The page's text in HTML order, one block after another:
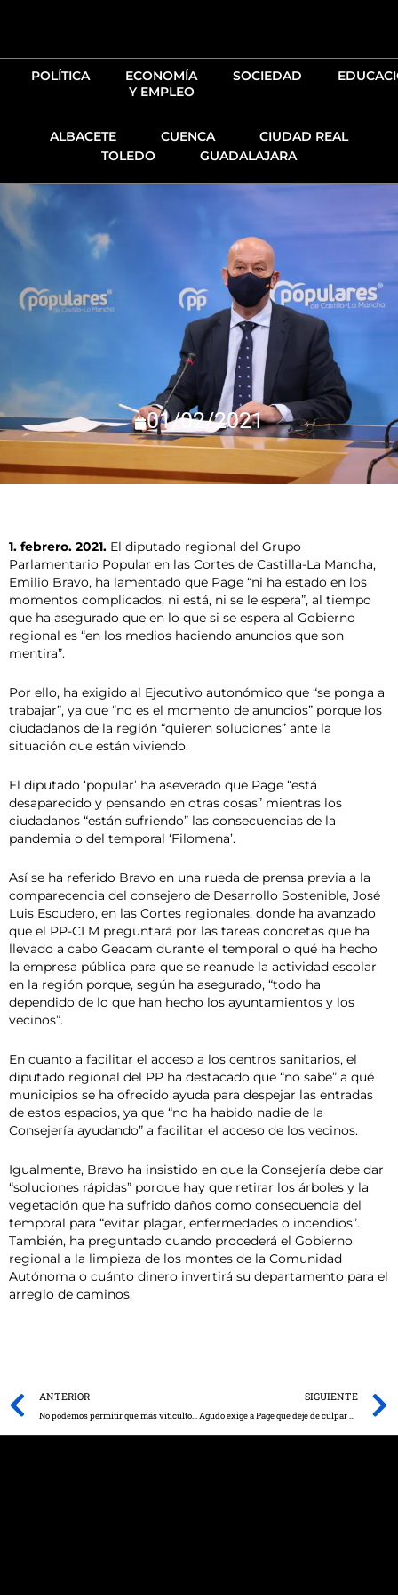
POLÍTICA
ECONOMÍA
Y EMPLEO
SOCIEDAD
ALBACETE CUENCA
CIUDAD REAL
TOLEDO
GUADALAJARA
01/02/2021
1. febrero. 2021. El diputado regional del Grupo
Parlamentario Popular en las Cortes de Castilla-La Mancha,
Emilio Bravo, ha lamentado que Page “ni ha estado en los
momentos complicados, ni está, ni se le espera”, al tiempo
que ha asegurado que en lo que si se espera al Gobierno
regional es “en los medios haciendo anuncios que son
mentira”.
Por ello, ha exigido al Ejecutivo autonómico que “se ponga a
trabajar”, ya que “no es el momento de anuncios” porque los
ciudadanos de la región “quieren soluciones” ante la
situación que están viviendo.
El diputado ‘popular’ ha aseverado que Page “está
desaparecido y pensando en otras cosas” mientras los
ciudadanos “están sufriendo” las consecuencias de la
pandemia o del temporal ‘Filomena’.
Así se ha referido Bravo en una rueda de prensa previa a la
comparecencia del consejero de Desarrollo Sostenible, José
Luis Escudero, en las Cortes regionales, donde ha avanzado
que el PP-CLM preguntará por las tareas concretas que ha
llevado a cabo Geacam durante el temporal o qué ha hecho
la empresa pública para que se reanude la actividad escolar
en la región porque, según ha asegurado, “todo ha
dependido de lo que han hecho los ayuntamientos y los
vecinos”.
En cuanto a facilitar el acceso a los centros sanitarios, el
diputado regional del PP ha destacado que “no sabe” a qué
municipios se ha ofrecido ayuda para despejar las entradas
de estos espacios, ya que “no ha habido nadie de la
Consejería ayudando” a facilitar el acceso de los vecinos.
Igualmente, Bravo ha insistido en que la Consejería debe dar
“soluciones rápidas” porque hay que retirar los árboles y la
vegetación que ha sufrido daños como consecuencia del
temporal para “evitar plagar, enfermedades o incendios”.
También, ha preguntado cuando procederá el Gobierno
regional a la limpieza de los montes de la Comunidad
Autónoma o cuánto dinero invertirá su departamento para el
arreglo de caminos.
Prev
ANTERIOR
No podemos permitir que más viticultores se vayan del sector
SIGUIENTE
Agudo exige a Page que deje de culpar a Madrid de los males de Castilla-La Mancha y asuma su nefasta gestión en la crisis sanitaria provocada por el COVID-19